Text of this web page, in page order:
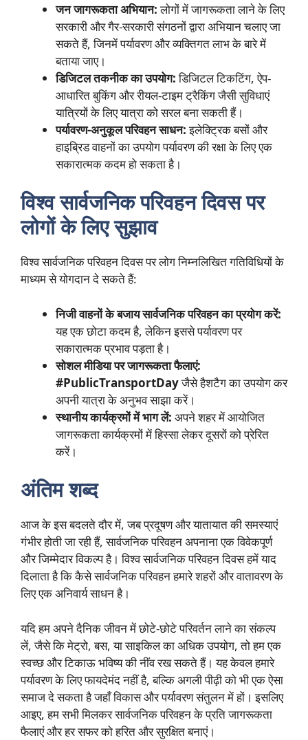
जन जागरूकता अभियान:लोगों में जागरूकता लाने के लिए
सरकारी और गैर-सरकारी संगठनों द्वारा अभियान चलाए जा
सकते हैं, जिनमें पर्यावरण और व्यक्तिगत लाभ के बारे में
बताया जाए।
डिजिटल तकनीक का उपयोग:डिजिटल टिकटिंग, ऐप-
आधारित बुकिंग और रीयल-टाइम ट्रैकिंग जैसी सुविधाएं
यात्रियों के लिए यात्रा को सरल बना सकती हैं।
पर्यावरण-अनुकूल परिवहन साधन:इलेक्ट्रिक बसों और
हाइब्रिड वाहनों का उपयोग पर्यावरण की रक्षा के लिए एक
सकारात्मक कदम हो सकता है।
विश्व सार्वजनिक परिवहन दिवस पर
लोगों के लिए सुझाव
विश्व सार्वजनिक परिवहन दिवस पर लोग निम्नलिखित गतिविधियों के
माध्यम से योगदान दे सकते हैं:
निजी वाहनों के बजाय सार्वजनिक परिवहन का प्रयोग करें:
यह एक छोटा कदम है, लेकिन इससे पर्यावरण पर
सकारात्मक प्रभाव पड़ता है।
सोशल मीडिया पर जागरूकता फैलाएं:
#PublicTransportDayजैसे हैशटैग का उपयोग कर
अपनी यात्रा के अनुभव साझा करें।
स्थानीय कार्यक्रमों में भाग लें: अपने शहर में आयोजित
जागरूकता कार्यक्रमों में हिस्सा लेकर दूसरों को प्रेरित
करें।
अंतिम शब्द
आज के इस बदलते दौर में, जब प्रदूषण और यातायात की समस्याएं
गंभीर होती जा रही हैं, सार्वजनिक परिवहन अपनाना एक विवेकपूर्ण
और जिम्मेदार विकल्प है। विश्व सार्वजनिक परिवहन दिवस हमें याद
दिलाता है कि कैसे सार्वजनिक परिवहन हमारे शहरों और वातावरण के
लिए एक अनिवार्य साधन है।
यदि हम अपने दैनिक जीवन में छोटे-छोटे परिवर्तन लाने का संकल्प
लें, जैसे कि मेट्रो, बस, या साइकिल का अधिक उपयोग, तो हम एक
स्वच्छ और टिकाऊ भविष्य की नींव रख सकते हैं। यह केवल हमारे
पर्यावरण के लिए फायदेमंद नहीं है, बल्कि अगली पीढ़ी को भी एक ऐसा
समाज दे सकता है जहाँ विकास और पर्यावरण संतुलन में हों। इसलिए
आइए, हम सभी मिलकर सार्वजनिक परिवहन के प्रति जागरूकता
फैलाएं और हर सफर को हरित और सुरक्षित बनाएं।